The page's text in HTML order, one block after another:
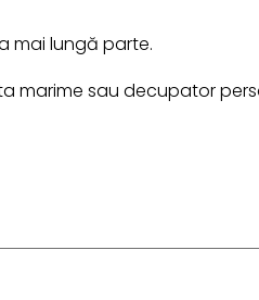
mai lungă parte.
marime sau decupator